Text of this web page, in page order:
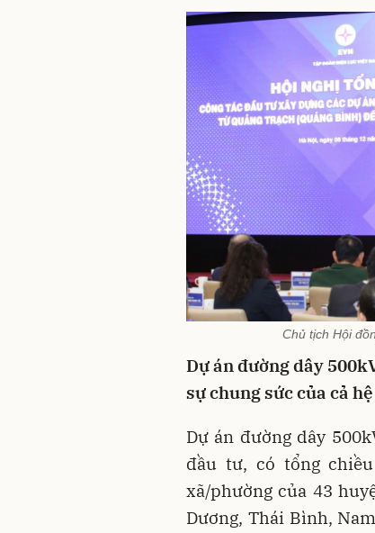
Chủ tịch Hội
Dự án đường dây
sự chung sức của cả
Dự án đường dây
đầu tư, có tổng
xã/phường của 43
Dương, Thái Bình,